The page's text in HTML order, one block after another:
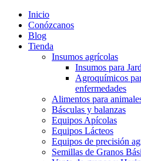
Inicio
Conózcanos
Blog
Tienda
Insumos agrícolas
Insumos para
Agroquímicos
enfermedades
Alimentos para
Básculas y balanzas
Equipos Apícolas
Equipos Lácteos
Equipos de precisión
Semillas de Granos